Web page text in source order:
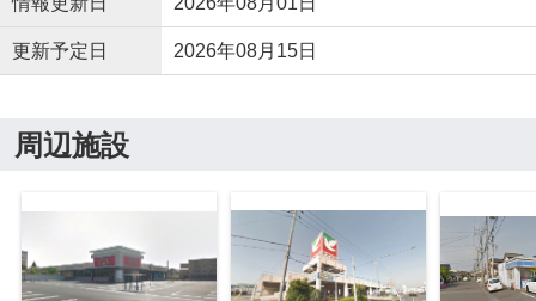
更新予定日 2026年08月15日
周辺施設